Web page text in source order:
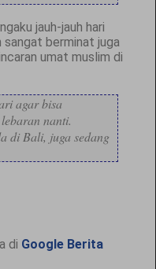
jauh-jauh hari
sangat berminat juga
umat muslim di
agar bisa
nanti.
di Bali, juga sedang
di Google Berita